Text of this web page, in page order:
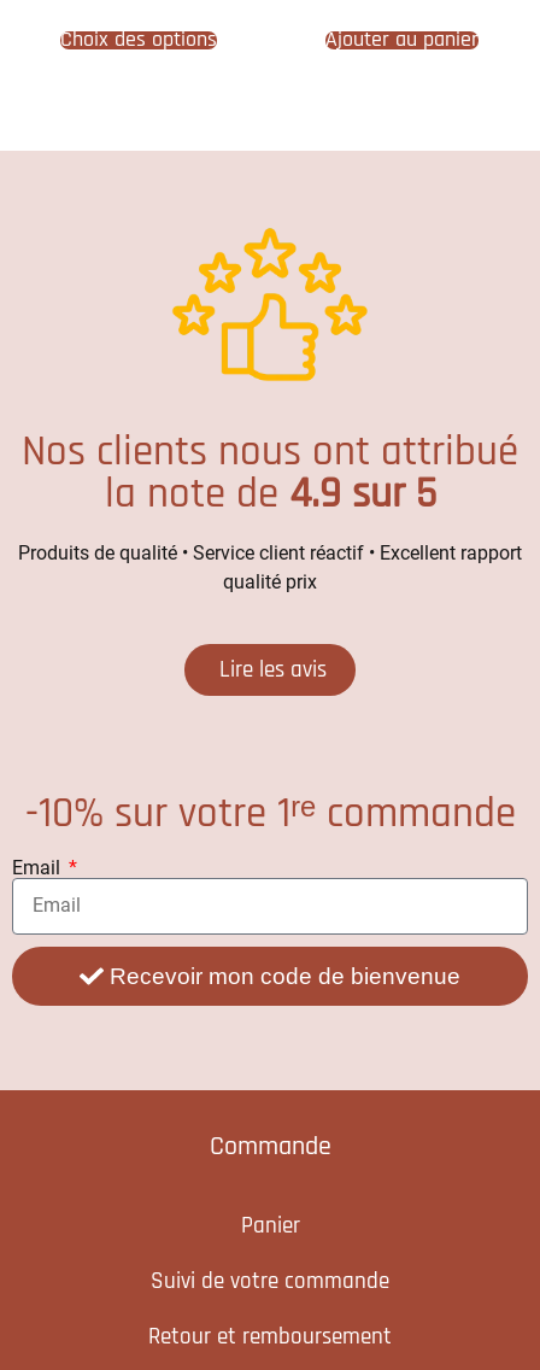
Choix des options Ajouter au panier
Nos clients nous ont attribué
la note de 4.9 sur 5
Produits de qualité • Service client réactif • Excellent rapport
qualité prix
Lire les avis
-10% sur votre 1ʳᵉ commande
Email
Recevoir mon code de bienvenue
Commande
Panier
Suivi de votre commande
Retour et remboursement